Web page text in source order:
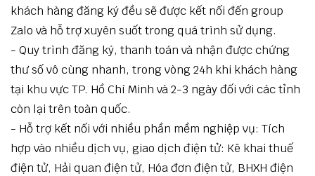
khách hàng đăng ký đều sẽ được kết nối đến group
Zalo và hỗ trợ xuyên suốt trong quá trình sử dụng.
- Quy trình đăng ký, thanh toán và nhận được chứng
thư số vô cùng nhanh, trong vòng 24h khi khách hàng
tại khu vực TP. Hồ Chí Minh và 2-3 ngày đối với các tỉnh
còn lại trên toàn quốc.
- Hỗ trợ kết nối với nhiều phần mềm nghiệp vụ: Tích
hợp vào nhiều dịch vụ, giao dịch điện tử: Kê khai thuế
điện tử, Hải quan điện tử, Hóa đơn điện tử, BHXH điện